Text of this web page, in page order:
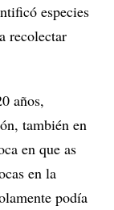
especies
recolectar
años,
también en
en que as
en la
podía